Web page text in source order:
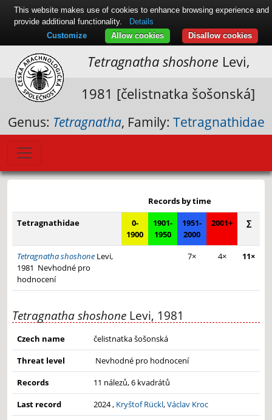
Tetragnatha shoshoneLevi,
1981 [čelistnatka šošonská]
Genus: Tetragnatha, Family: Tetragnathidae
−
Leaflet|© Seznam.cz a.s. a další
Records by time
Tetragnathidae
0-
1900
1901-
1950
1951-
2000
2001+ ∑
Tetragnatha shoshone Levi,
1981 Nevhodné pro
hodnocení
7× 4× 11×
Tetragnatha shoshone Levi, 1981
Czech name
čelistnatka šošonská
Threat level
Nevhodné pro hodnocení
Records
11 nálezů, 6 kvadrátů
Last record
2024 , Kryštof Rückl,Václav Kroc
This website makes use of cookies to enhance browsing experience and
provide additional functionality.
Details
Disallow cookies
Allow cookies
Customize